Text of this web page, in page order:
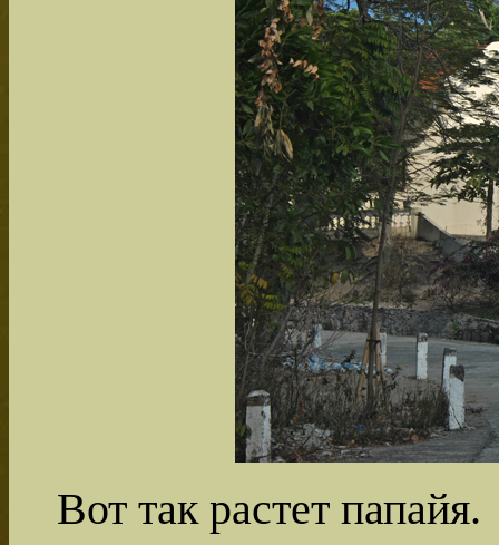
Вот так растет папайя.